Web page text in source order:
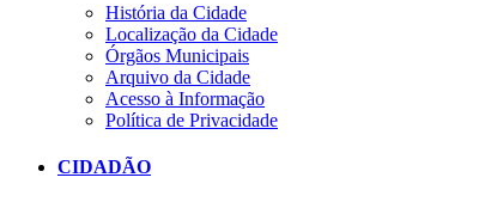
História da Cidade
Localização da Cidade
Órgãos Municipais
Arquivo da Cidade
Acesso à Informação
Política de Privacidade
CIDADÃO